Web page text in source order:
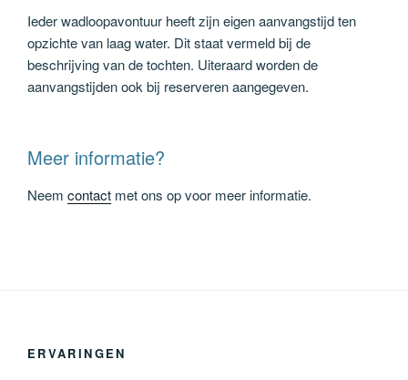
Ieder wadloopavontuur heeft zijn eigen aanvangstijd ten
opzichte van laag water. Dit staat vermeld bij de
beschrijving van de tochten. Uiteraard worden de
aanvangstijden ook bij reserveren aangegeven.
Meer informatie?
Neem contact met ons op voor meer informatie.
ERVARINGEN